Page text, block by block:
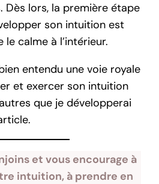
Dès lors, la première étape
son intuition est
le calme à l’intérieur.
entendu une voie royale
et exercer son intuition
que je développerai
et vous encourage à
intuition, à prendre en